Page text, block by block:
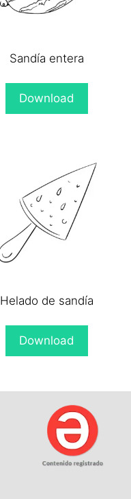
Sandía entera
Download
Helado de sandía
Download